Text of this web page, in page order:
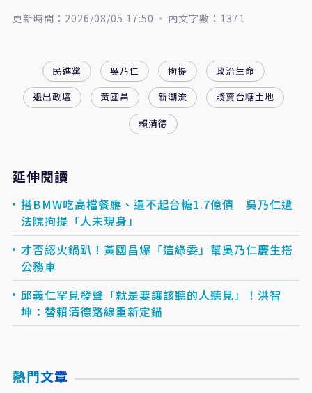
更新時間：2026/08/05 17:50 內文字數：1371
民進黨 吳乃仁 拘提
政治生命
退出政壇
黃國昌 新潮流
賤賣台糖土地
賴清德
延伸閱讀
搭BMW吃高檔餐廳、還不起台糖1.7億債 吳乃仁遭
法院拘提「人未現身」
才否認火鍋趴！黃國昌爆「這綠委」幫吳乃仁慶生搭
公務車
邱義仁罕見發聲「就是要讓該聽的人聽見」！洪智
坤：替賴清德路線重新定錨
熱門文章